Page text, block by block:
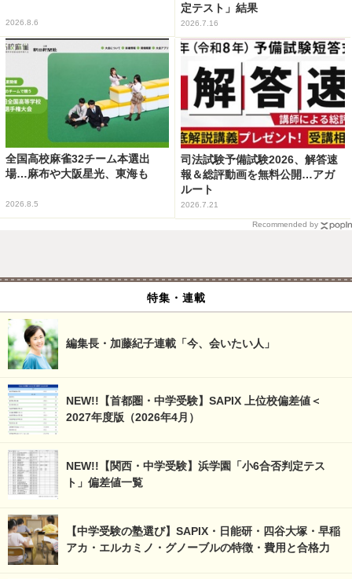
2026.8.6
定テスト」結果
2026.7.16
全国高校麻雀32チーム本選出
場…麻布や大阪星光、東海も
2026.8.5
司法試験予備試験2026、解答速
報＆総評動画を無料公開…アガ
ルート
2026.7.21
Recommended by
特集・連載
編集長・加藤紀子連載「今、会いたい人」
NEW!!【首都圏・中学受験】SAPIX 上位校偏差値＜
2027年度版（2026年4月）
NEW!!【関西・中学受験】浜学園「小6合否判定テス
ト」偏差値一覧
【中学受験の塾選び】SAPIX・日能研・四谷大塚・早稲
アカ・エルカミノ・グノーブルの特徴・費用と合格力